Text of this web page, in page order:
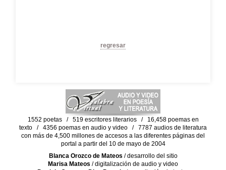
regresar
1552 poetas / 519 escritores literarios / 16,458 poemas en
texto / 4356 poemas en audio y video / 7787 audios de literatura
con más de 4,500 millones de accesos a las diferentes páginas del
portal a partir del 10 de mayo de 2004
Blanca Orozco de Mateos / desarrollo del sitio
Marisa Mateos / digitalización de audio y video